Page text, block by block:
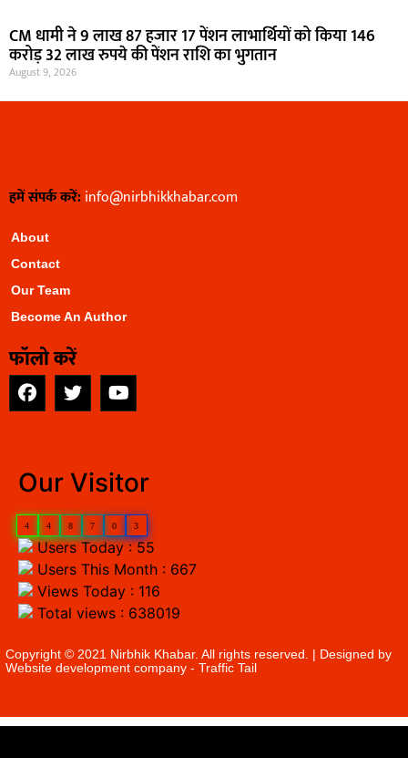
CM धामी ने 9 लाख 87 हजार 17 पेंशन लाभार्थियों को किया 146
करोड़ 32 लाख रुपये की पेंशन राशि का भुगतान
August 9, 2026
हमें संपर्क करें:info@nirbhikkhabar.com
About
Contact
Our Team
Become An Author
फॉलो करें
Our Visitor
4 4 8 7 0 3
Users Today : 55
Users This Month : 667
Views Today : 116
Total views : 638019
Copyright © 2021 Nirbhik Khabar. All rights reserved. | Designed by
Website development company - Traffic Tail